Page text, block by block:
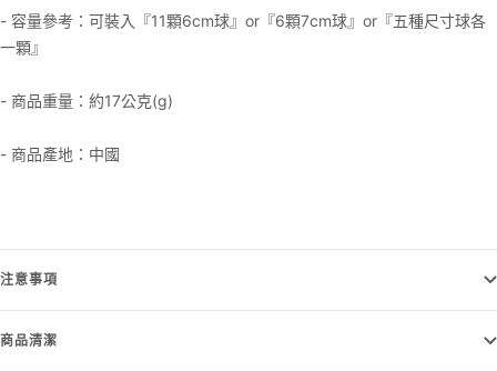
- 容量參考：可裝入『11顆6cm球』or『6顆7cm球』or『五種尺寸球各
一顆』
- 商品重量：約17公克(g)
- 商品產地：中國
注意事項
商品清潔